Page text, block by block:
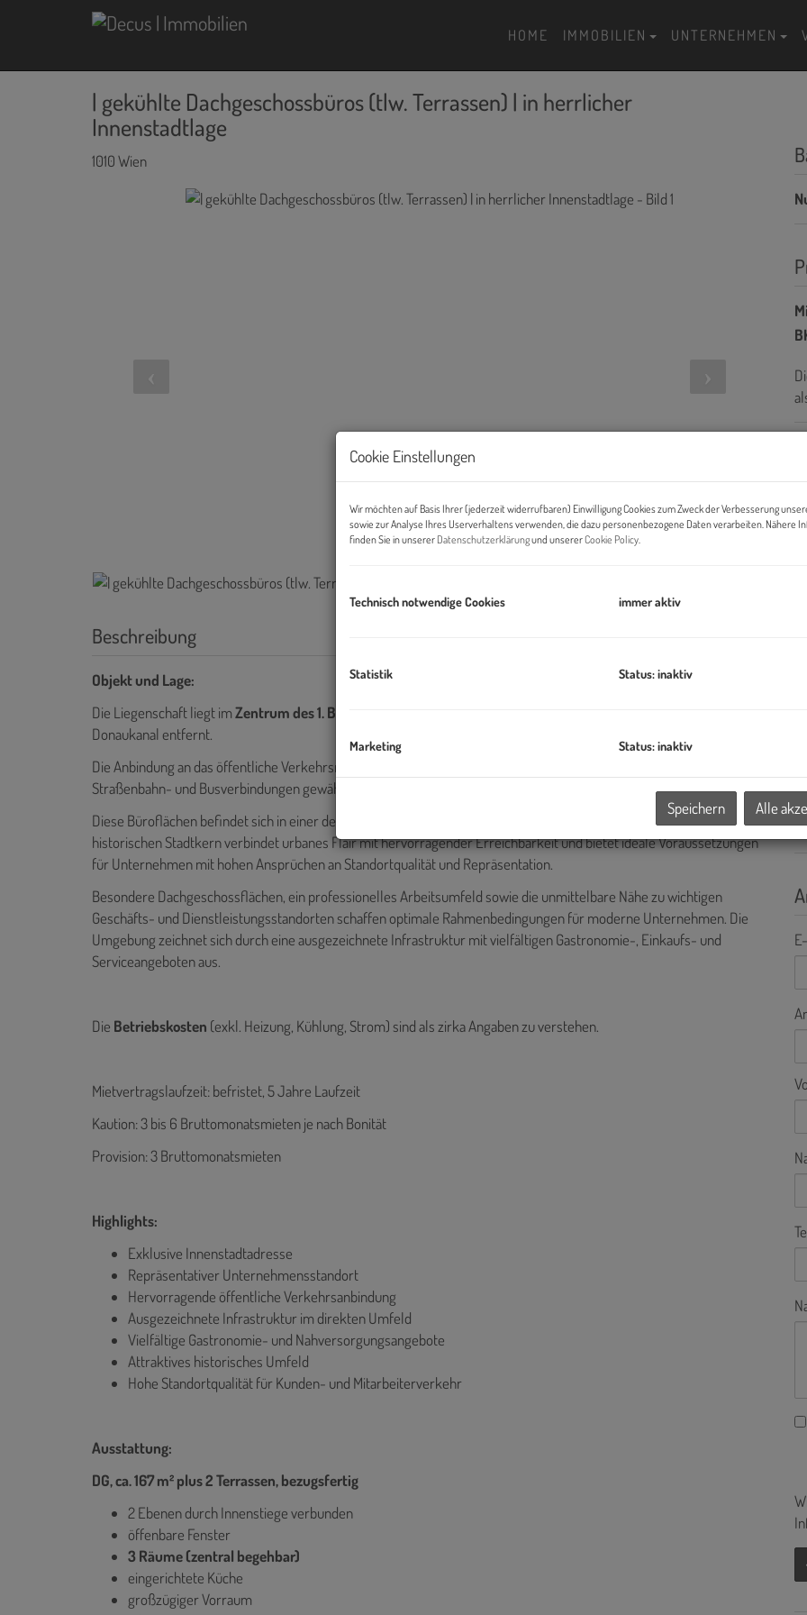
HOME IMMOBILIEN UNTERNEHMEN
| gekühlte Dachgeschossbüros (tlw. Terrassen) | in herrlicher
Innenstadtlage
1010 Wien
Beschreibung
Objekt und Lage:
Die Liegenschaft liegt imZentrum des 1. Bezirks
Donaukanal entfernt.
Die Anbindung an das öffentliche Verkehrsnetz ist hervorragend. Mehrere U-Bahn-Linien sowie zahlreiche
Straßenbahn- und Busverbindungen gewährleisten eine schnelle Erreichbarkeit aus allen Teilen Wiens.
Diese Büroflächen befindet sich in einer der begehrtesten Adressen der Wiener Innenstadt. Die zentrale Lage im
historischen Stadtkern verbindet urbanes Flair mit hervorragender Erreichbarkeit und bietet ideale Voraussetzungen
für Unternehmen mit hohen Ansprüchen an Standortqualität und Repräsentation.
Besondere Dachgeschossflächen, ein professionelles Arbeitsumfeld sowie die unmittelbare Nähe zu wichtigen
Geschäfts- und Dienstleistungsstandorten schaffen optimale Rahmenbedingungen für moderne Unternehmen. Die
Umgebung zeichnet sich durch eine ausgezeichnete Infrastruktur mit vielfältigen Gastronomie-, Einkaufs- und
Serviceangeboten aus.
Die Betriebskosten (exkl. Heizung, Kühlung, Strom) sind als zirka Angaben zu verstehen.
Mietvertragslaufzeit: befristet, 5 Jahre Laufzeit
Kaution: 3 bis 6 Bruttomonatsmieten je nach Bonität
Provision: 3 Bruttomonatsmieten
Highlights:
Exklusive Innenstadtadresse
Repräsentativer Unternehmensstandort
Hervorragende öffentliche Verkehrsanbindung
Ausgezeichnete Infrastruktur im direkten Umfeld
Vielfältige Gastronomie- und Nahversorgungsangebote
Attraktives historisches Umfeld
Hohe Standortqualität für Kunden- und Mitarbeiterverkehr
Ausstattung:
DG, ca. 167 m² plus 2 Terrassen, bezugsfertig
2 Ebenen durch Innenstiege verbunden
öffenbare Fenster
3 Räume (zentral begehbar)
eingerichtete Küche
großzügiger Vorraum
Cookie Einstellungen
Wir möchten auf Basis Ihrer (jederzeit widerrufbaren) Einwilligung Cookies zum Zweck der Verbesserung
sowie zur Analyse Ihres Userverhaltens verwenden, die dazu personenbezogene Daten verarbeiten. Nähere
finden Sie in unserer Datenschutzerklärungund unsererCookie Policy.
Technisch notwendige Cookies immer aktiv
Statistik Status: inaktiv
Marketing Status: inaktiv
Speichern Alle